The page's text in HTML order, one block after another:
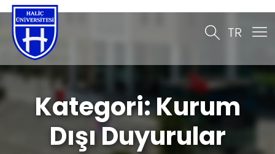
TR
Kategori:Kurum
Dışı Duyurular